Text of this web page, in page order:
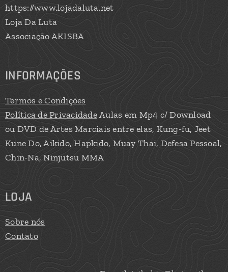
https://www.lojadaluta.net
Loja Da Luta
Associação AKISBA
INFORMAÇÕES
Termos e Condições
Política de PrivacidadeAulas em Mp4 c/ Download
ou DVD de Artes Marciais entre elas, Kung-fu, Jeet
Kune Do, Aikido, Hapkido, Muay Thai, Defesa Pessoal,
Chin-Na, Ninjutsu MMA
LOJA
Sobre nós
Contato